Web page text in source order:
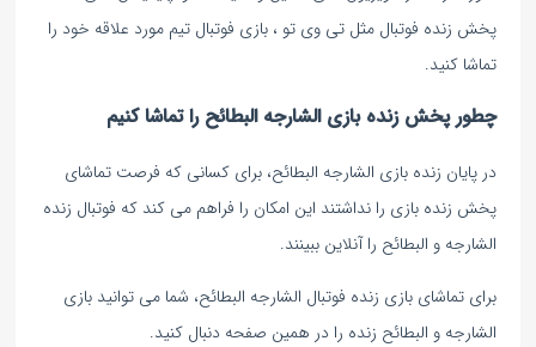
پخش زنده فوتبال مثل تی وی تو ، بازی فوتبال تیم مورد علاقه خود را
تماشا کنید.
چطور پخش زنده بازی الشارجه البطائح را تماشا کنیم
در پایان زنده بازی الشارجه البطائح، برای کسانی که فرصت تماشای
پخش زنده بازی را نداشتند این امکان را فراهم می کند که فوتبال زنده
الشارجه و البطائح را آنلاین ببینند.
برای تماشای بازی زنده فوتبال الشارجه البطائح، شما می توانید بازی
الشارجه و البطائح زنده را در همین صفحه دنبال کنید.